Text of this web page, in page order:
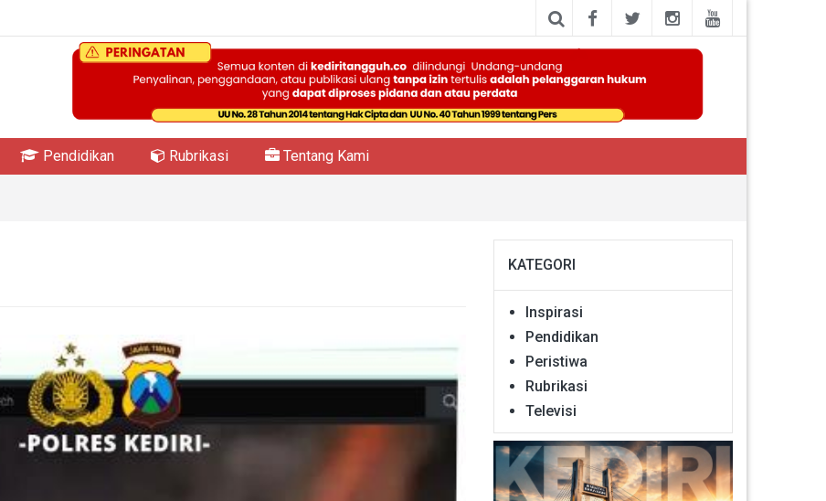
Pendidikan Rubrikasi Tentang Kami
KATEGORI
Inspirasi
Pendidikan
Peristiwa
Rubrikasi
Televisi